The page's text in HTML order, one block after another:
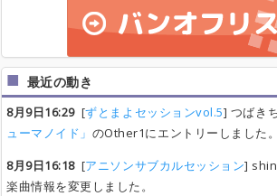
最近の動き
8月9日16:29[ずとまよセッションvol.5] つばき
ューマノイド」 のOther1にエントリーしました。
8月9日16:18[アニソンサブカルセッション]
楽曲情報を変更しました。